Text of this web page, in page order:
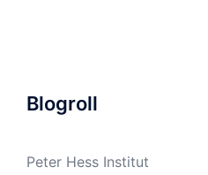
Blogroll
Peter Hess Institut